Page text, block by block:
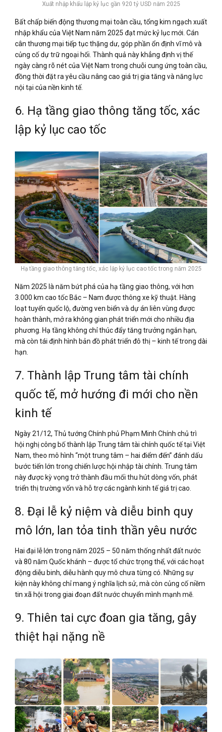
Xuất nhập khẩu lập kỷ lục gần 920 tỷ USD năm 2025
Bất chấp biến động thương mại toàn cầu, tổng kim ngạch xuất
nhập khẩu của Việt Nam năm 2025 đạt mức kỷ lục mới. Cán
cân thương mại tiếp tục thặng dư, góp phần ổn định vĩ mô và
củng cố dự trữ ngoại hối. Thành quả này khẳng định vị thế
ngày càng rõ nét của Việt Nam trong chuỗi cung ứng toàn cầu,
đồng thời đặt ra yêu cầu nâng cao giá trị gia tăng và năng lực
nội tại của nền kinh tế.
6. Hạ tầng giao thông tăng tốc, xác
lập kỷ lục cao tốc
Hạ tầng giao thông tăng tốc, xác lập kỷ lục cao tốc trong năm 2025
Năm 2025 là năm bứt phá của hạ tầng giao thông, với hơn
3.000 km cao tốc Bắc – Nam được thông xe kỹ thuật. Hàng
loạt tuyến quốc lộ, đường ven biển và dự án liên vùng được
hoàn thành, mở ra không gian phát triển mới cho nhiều địa
phương. Hạ tầng không chỉ thúc đẩy tăng trưởng ngắn hạn,
mà còn tái định hình bản đồ phát triển đô thị – kinh tế trong dài
hạn.
7. Thành lập Trung tâm tài chính
quốc tế, mở hướng đi mới cho nền
kinh tế
Ngày 21/12, Thủ tướng Chính phủ Phạm Minh Chính chủ trì
hội nghị công bố thành lập Trung tâm tài chính quốc tế tại Việt
Nam, theo mô hình “một trung tâm – hai điểm đến” đánh dấu
bước tiến lớn trong chiến lược hội nhập tài chính. Trung tâm
này được kỳ vọng trở thành đầu mối thu hút dòng vốn, phát
triển thị trường vốn và hỗ trợ các ngành kinh tế giá trị cao.
8. Đại lễ kỷ niệm và diễu binh quy
mô lớn, lan tỏa tinh thần yêu nước
Hai đại lễ lớn trong năm 2025 – 50 năm thống nhất đất nước
và 80 năm Quốc khánh – được tổ chức trọng thể, với các hoạt
động diễu binh, diễu hành quy mô chưa từng có. Những sự
kiện này không chỉ mang ý nghĩa lịch sử, mà còn củng cố niềm
tin xã hội trong giai đoạn đất nước chuyển mình mạnh mẽ.
9. Thiên tai cực đoan gia tăng, gây
thiệt hại nặng nề